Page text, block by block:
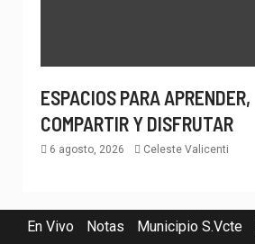
ESPACIOS PARA APRENDER,
COMPARTIR Y DISFRUTAR
6 agosto, 2026 Celeste Valicenti
En Vivo Notas Municipio S.Vcte